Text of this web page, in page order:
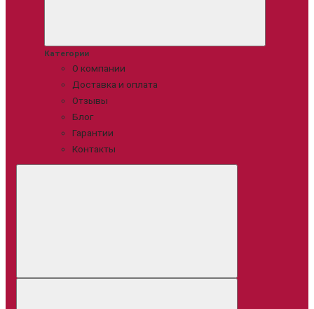
Категории
О компании
Доставка и оплата
Отзывы
Блог
Гарантии
Контакты